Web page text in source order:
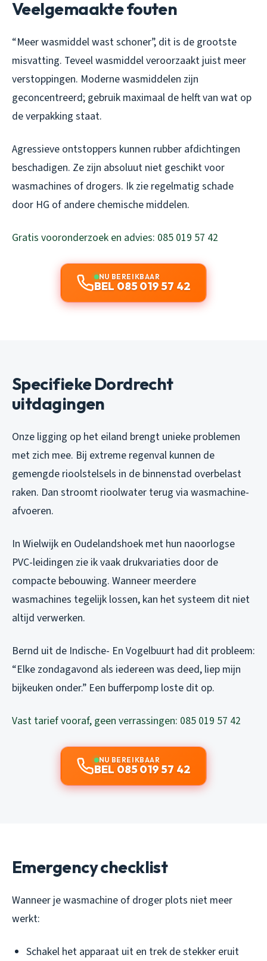
Veelgemaakte fouten
“Meer wasmiddel wast schoner”, dit is de grootste
misvatting. Teveel wasmiddel veroorzaakt juist meer
verstoppingen. Moderne wasmiddelen zijn
geconcentreerd; gebruik maximaal de helft van wat op
de verpakking staat.
Agressieve ontstoppers kunnen rubber afdichtingen
beschadigen. Ze zijn absoluut niet geschikt voor
wasmachines of drogers. Ik zie regelmatig schade
door HG of andere chemische middelen.
Gratis vooronderzoek en advies: 085 019 57 42
NU BEREIKBAAR
BEL 085 019 57 42
Specifieke Dordrecht
uitdagingen
Onze ligging op het eiland brengt unieke problemen
met zich mee. Bij extreme regenval kunnen de
gemengde rioolstelsels in de binnenstad overbelast
raken. Dan stroomt rioolwater terug via wasmachine-
afvoeren.
In Wielwijk en Oudelandshoek met hun naoorlogse
PVC-leidingen zie ik vaak drukvariaties door de
compacte bebouwing. Wanneer meerdere
wasmachines tegelijk lossen, kan het systeem dit niet
altijd verwerken.
Bernd uit de Indische- En Vogelbuurt had dit probleem:
“Elke zondagavond als iedereen was deed, liep mijn
bijkeuken onder.” Een bufferpomp loste dit op.
Vast tarief vooraf, geen verrassingen: 085 019 57 42
NU BEREIKBAAR
BEL 085 019 57 42
Emergency checklist
Wanneer je wasmachine of droger plots niet meer
werkt:
Schakel het apparaat uit en trek de stekker eruit